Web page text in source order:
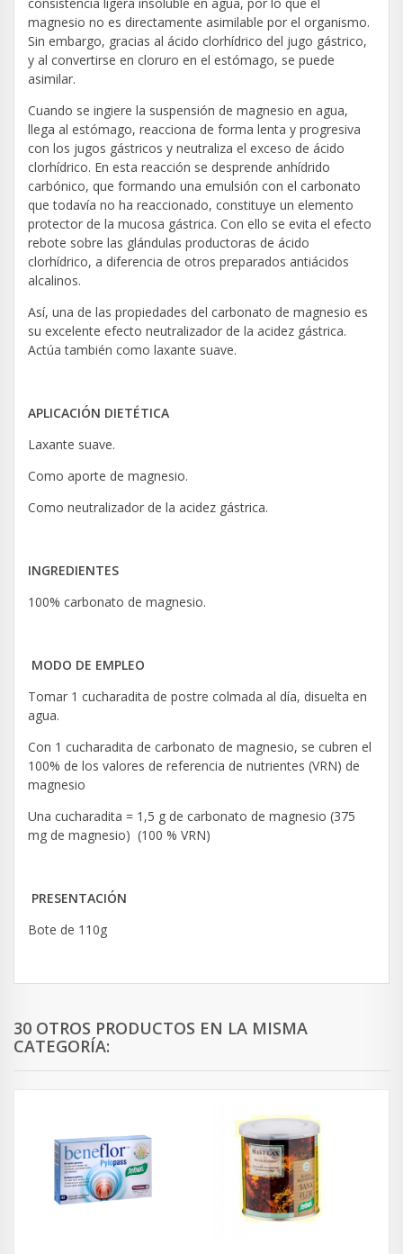
magnesio no es directamente asimilable por el organismo.
Sin embargo, gracias al ácido clorhídrico del jugo gástrico,
y al convertirse en cloruro en el estómago, se puede
asimilar.
Cuando se ingiere la suspensión de magnesio en agua,
llega al estómago, reacciona de forma lenta y progresiva
con los jugos gástricos y neutraliza el exceso de ácido
clorhídrico. En esta reacción se desprende anhídrido
carbónico, que formando una emulsión con el carbonato
que todavía no ha reaccionado, constituye un elemento
protector de la mucosa gástrica. Con ello se evita el efecto
rebote sobre las glándulas productoras de ácido
clorhídrico, a diferencia de otros preparados antiácidos
alcalinos.
Así, una de las propiedades del carbonato de magnesio es
su excelente efecto neutralizador de la acidez gástrica.
Actúa también como laxante suave.
APLICACIÓN DIETÉTICA
Laxante suave.
Como aporte de magnesio.
Como neutralizador de la acidez gástrica.
INGREDIENTES
100% carbonato de magnesio.
MODO DE EMPLEO
Tomar 1 cucharadita de postre colmada al día, disuelta en
agua.
Con 1 cucharadita de carbonato de magnesio, se cubren el
100% de los valores de referencia de nutrientes (VRN) de
magnesio
Una cucharadita = 1,5 g de carbonato de magnesio (375
mg de magnesio) (100 % VRN)
PRESENTACIÓN
Bote de 110g
30 OTROS PRODUCTOS EN LA MISMA
CATEGORÍA: